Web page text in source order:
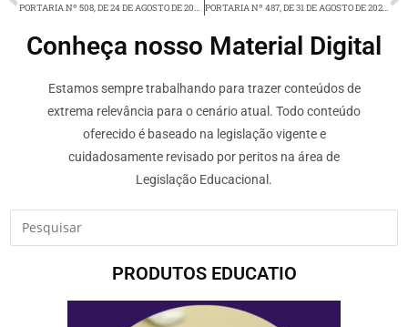
PORTARIA Nº 508, DE 24 DE AGOSTO DE 2020. PORTARIA Nº 487, DE 31 DE AGOSTO DE 2020.
Conheça nosso Material Digital
Estamos sempre trabalhando para trazer conteúdos de
extrema relevância para o cenário atual. Todo conteúdo
oferecido é baseado na legislação vigente e
cuidadosamente revisado por peritos na área de
Legislação Educacional.
PRODUTOS EDUCATIO